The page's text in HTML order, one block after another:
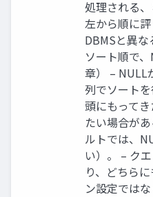
処理される
左から順に
DBMSと異な
ソート順で
章） – NULL
列でソート
頭にもって
たい場合が
ルトでは、
い）。 – ク
り、どちら
ン設定ではな